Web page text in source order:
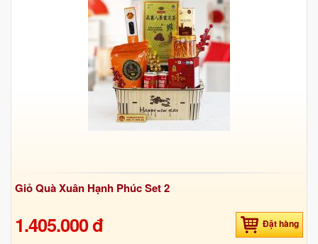
Giỏ Quà Xuân Hạnh Phúc Set 2
1.405.000 đ Đặt hàng